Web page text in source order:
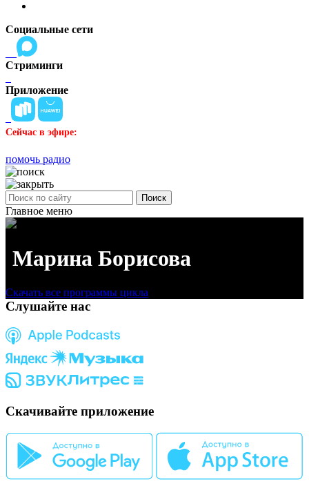
Социальные сети
Стриминги
Приложение
Сейчас в эфире:
помочь радио
Поиск
Главное меню
Марина Борисова
Скачать все программы цикла
Слушайте нас
Скачивайте приложение